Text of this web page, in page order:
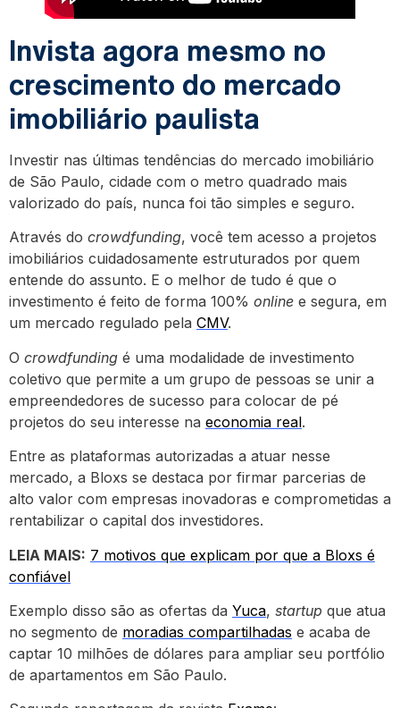
Invista agora mesmo no
crescimento do mercado
imobiliário paulista
Investir nas últimas tendências do mercado imobiliário
de São Paulo, cidade com o metro quadrado mais
valorizado do país, nunca foi tão simples e seguro.
Através do crowdfunding, você tem acesso a projetos
imobiliários cuidadosamente estruturados por quem
entende do assunto. E o melhor de tudo é que o
investimento é feito de forma 100% online e segura, em
um mercado regulado pela CMV.
O crowdfunding é uma modalidade de investimento
coletivo que permite a um grupo de pessoas se unir a
empreendedores de sucesso para colocar de pé
projetos do seu interesse na economia real.
Entre as plataformas autorizadas a atuar nesse
mercado, a Bloxs se destaca por firmar parcerias de
alto valor com empresas inovadoras e comprometidas a
rentabilizar o capital dos investidores.
LEIA MAIS: 7 motivos que explicam por que a Bloxs é
confiável
Exemplo disso são as ofertas da Yuca, startup que atua
no segmento de moradias compartilhadas e acaba de
captar 10 milhões de dólares para ampliar seu portfólio
de apartamentos em São Paulo.